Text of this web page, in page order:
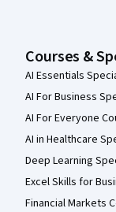
Courses &
AI Essentials
AI For Business
AI For Everyone
AI in Healthcare
Deep Learning
Excel Skills for
Financial Markets